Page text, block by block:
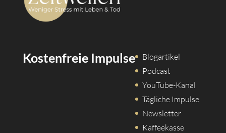
Kostenfreie Impulse
Blogartikel
Podcast
YouTube-Kanal
Tägliche Impulse
Newsletter
Kaffeekasse